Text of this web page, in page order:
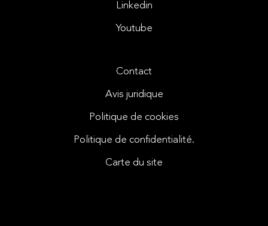
Linkedin
Youtube
Contact
Avis juridique
Politique de cookies
Politique de confidentialité.
Carte du site